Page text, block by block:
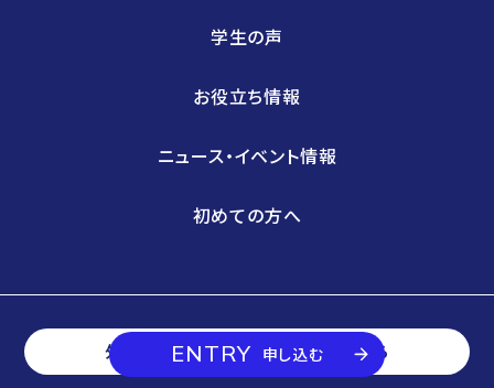
ENTRY 申し込む
学生の声
お役立ち情報
ニュース・イベント情報
初めての方へ
外国人採用をお考えの企業様はこちら